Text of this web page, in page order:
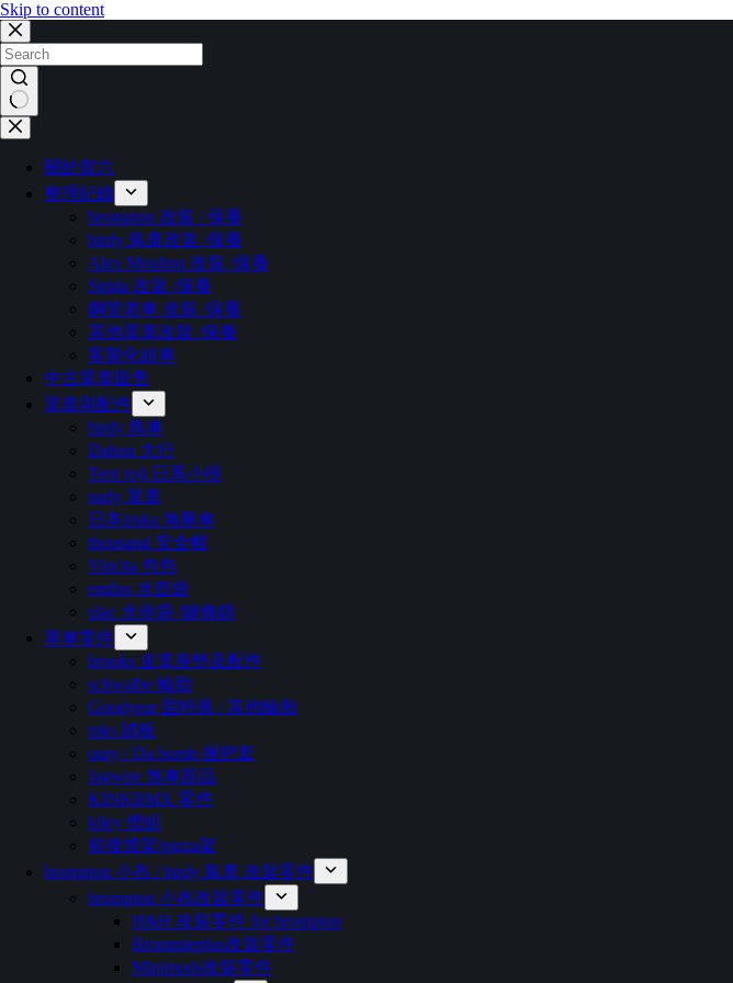
Skip to content
關於賀六
整理紀錄
brompton 改裝 / 保養
birdy 鳥車改裝 /保養
Alex Moulton 改裝 /保養
Strida 改裝 /保養
鋼管老車 改裝 /保養
其他單車改裝 /保養
客製化組車
中古單車販售
單車與配件
birdy 鳥車
Dahon 大行
Tern roji 日系小徑
surly 單車
日本iruka 海豚車
thousand 安全帽
Vincita 包包
emfiss 水壺袋
ulac 水壺袋 /鏈條鎖
單車零件
brooks 皮革座墊及配件
schwalbe 輪胎
Goodyear 固特異 / 其他輪胎
mks 踏板
oury / Da bomb 握把套
Jagwire 煞車部品
KINKBMX 零件
kiley 燈組
前後貨架/pizza架
brompton 小布 / birdy 鳥車 改裝零件
brompton 小布改裝零件
H&H 改裝零件 for brompton
Brommieplus改裝零件
Minimods改裝零件